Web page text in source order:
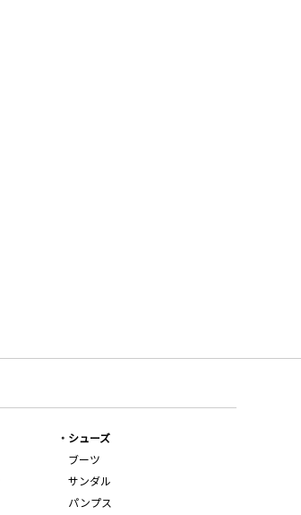
シューズ
ブーツ
サンダル
パンプス